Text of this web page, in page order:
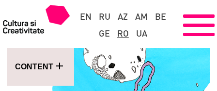
EN RU AZ AM
BE
GE
RO UA
CONTENT